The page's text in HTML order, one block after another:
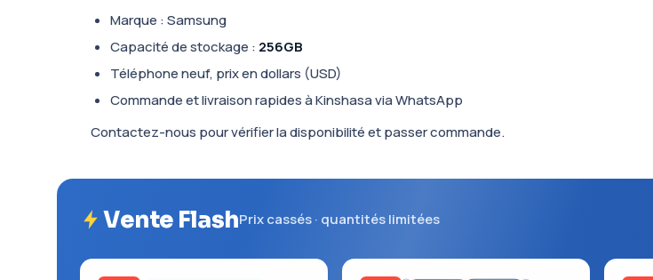
Marque : Samsung
Capacité de stockage : 256GB
Téléphone neuf, prix en dollars (USD)
Commande et livraison rapides à Kinshasa via WhatsApp
Contactez-nous pour vérifier la disponibilité et passer commande.
Vente FlashPrix cassés · quantités limitées